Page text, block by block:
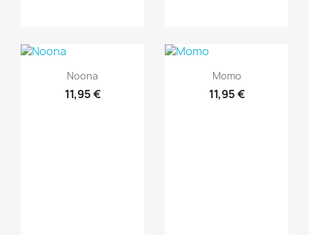
Vista rápida
Noona
11,95 €
Vista rápida
Momo
11,95 €